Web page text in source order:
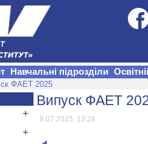
Навчальні підрозділи
ФАЕТ 2025
Випуск ФАЕТ
8.07.2025, 13:28
+
+